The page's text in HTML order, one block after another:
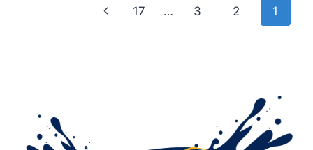
السيارات
بالرياض
تنقل
1
2
3
…
17
الصفحة